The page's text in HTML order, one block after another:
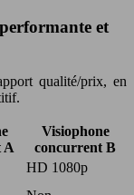
et
qualité/prix, en
A
Visiophone
concurrent B
HD 1080p